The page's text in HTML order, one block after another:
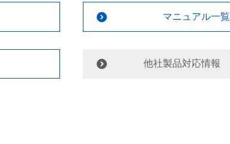
マニュアル一覧
他社製品対応情報